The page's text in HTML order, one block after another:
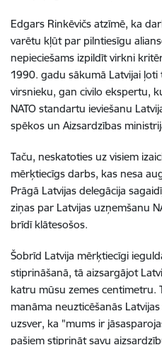
Edgars Rinkēvičs atzīmē, ka
varētu kļūt par pilntiesīgu
nepieciešams izpildīt virkni
1990. gadu sākumā Latvijai
virsnieku, gan civilo ekspertu,
NATO standartu ieviešanu
spēkos un Aizsardzības
Taču, neskatoties uz visiem
mērķtiecīgs darbs, kas nesa
Prāgā Latvijas delegācija
ziņas par Latvijas uzņemšanu
brīdī klātesošos.
Šobrīd Latvija mērķtiecīgi
stiprināšanā, tā aizsargājot
katru mūsu zemes centimetru.
manāma neuzticēšanās
uzsver, ka "mums ir
pašiem stiprināt savu